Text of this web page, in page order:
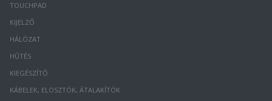
TOUCHPAD
KIJELZŐ
HÁLÓZAT
HŰTÉS
KIEGÉSZÍTŐ
KÁBELEK, ELOSZTÓK, ÁTALAKÍTÓK